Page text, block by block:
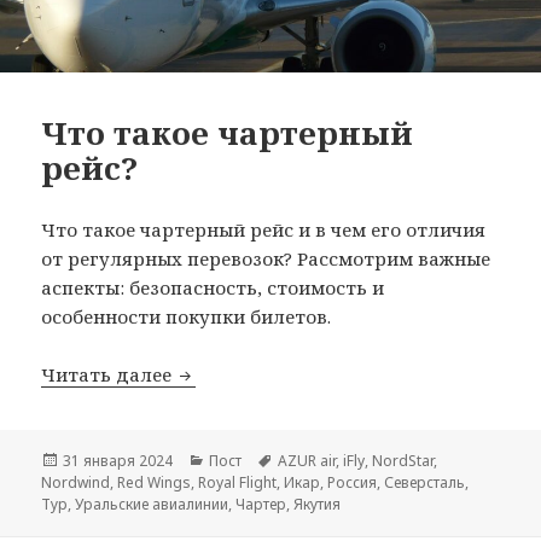
Что такое чартерный
рейс?
Что такое чартерный рейс и в чем его отличия
от регулярных перевозок? Рассмотрим важные
аспекты: безопасность, стоимость и
особенности покупки билетов.
Читать далее Что такое чартерный рейс?
Опубликовано
31 января 2024 Рубрики
Пост Метки
AZUR air, iFly, NordStar,
Nordwind, Red Wings, Royal Flight, Икар, Россия, Северсталь,
Тур,Уральские авиалинии, Чартер,Якутия